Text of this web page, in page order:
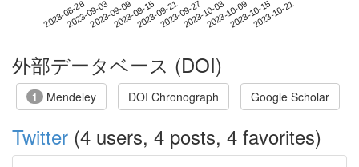
2023-08-282023-09-032023-09-092023-09-152023-09-212023-09-272023-10-032023-10-092023-10-152023-10-21
外部データベース (DOI)
1 Mendeley DOI Chronograph Google Scholar
Twitter (4 users, 4 posts, 4 favorites)